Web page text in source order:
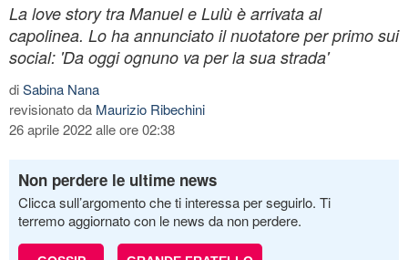
La love story tra Manuel e Lulù è arrivata al
capolinea. Lo ha annunciato il nuotatore per primo sui
social: 'Da oggi ognuno va per la sua strada'
diSabina Nana
revisionato da Maurizio Ribechini
26 aprile 2022 alle ore 02:38
Non perdere le ultime news
Clicca sull’argomento che ti interessa per seguirlo. Ti
terremo aggiornato con le news da non perdere.